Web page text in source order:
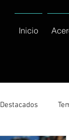
Inicio
Destacados